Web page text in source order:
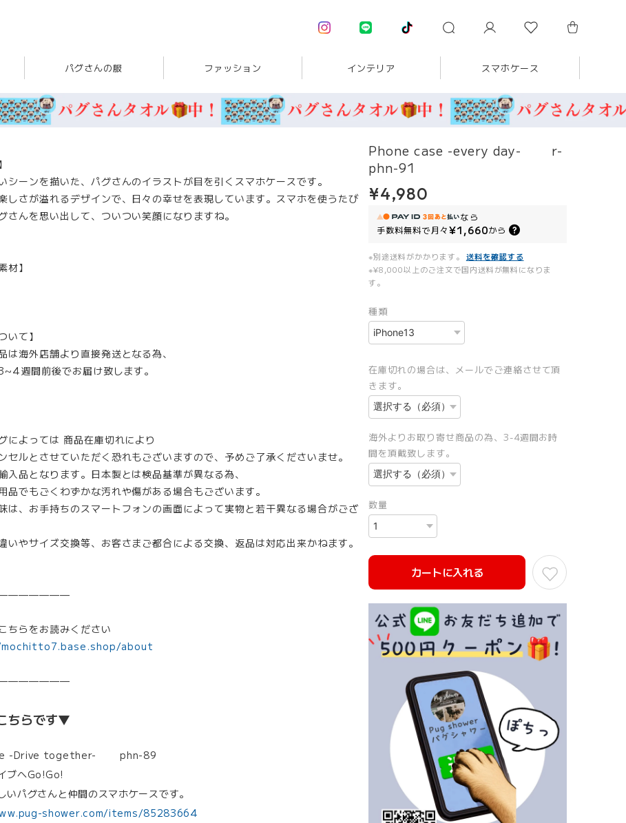
パグさんの服 ファッション インテリア スマホケース
シーンを描いた、パグさんのイラストが目を引くスマホケースです。
しさが溢れるデザインで、日々の幸せを表現しています。スマホを使うたび
さんを思い出して、ついつい笑顔になりますね。
材】
いて】
は海外店舗より直接発送となる為、
週間前後でお届け致します。
によっては 商品在庫切れにより
セルとさせていただく恐れもございますので、予めご了承くださいませ。
入品となります。日本製とは検品基準が異なる為、
品でもごくわずかな汚れや傷がある場合もございます。
は、お手持ちのスマートフォンの画面によって実物と若干異なる場合がござ
いやサイズ交換等、お客さまご都合による交換、返品は対応出来かねます。
ちらをお読みください
about
ちらです▼
-Drive together- phn-89
ブへGo!Go!
いパグさんと仲間のスマホケースです。
shower.com/items/85283664
Phone case -every day- r-
phn-91
¥4,980
なら
手数料無料で月々¥1,660から
※別途送料がかかります。
送料を確認する
※¥8,000以上のご注文で国内送料が無料になりま
す。
種類
在庫切れの場合は、メールでご連絡させて頂
きます。
海外よりお取り寄せ商品の為、3-4週間お時
間を頂戴致します。
数量
カートに入れる